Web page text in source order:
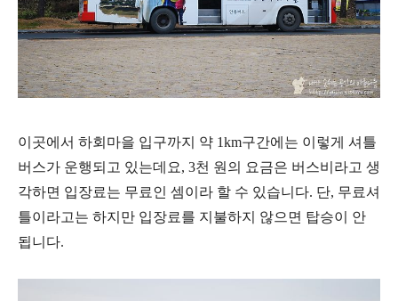
이곳에서 하회마을 입구까지 약 1km구간에는 이렇게 셔틀
버스가 운행되고 있는데요, 3천 원의 요금은 버스비라고 생
각하면 입장료는 무료인 셈이라 할 수 있습니다. 단, 무료셔
틀이라고는 하지만 입장료를 지불하지 않으면 탑승이 안
됩니다.